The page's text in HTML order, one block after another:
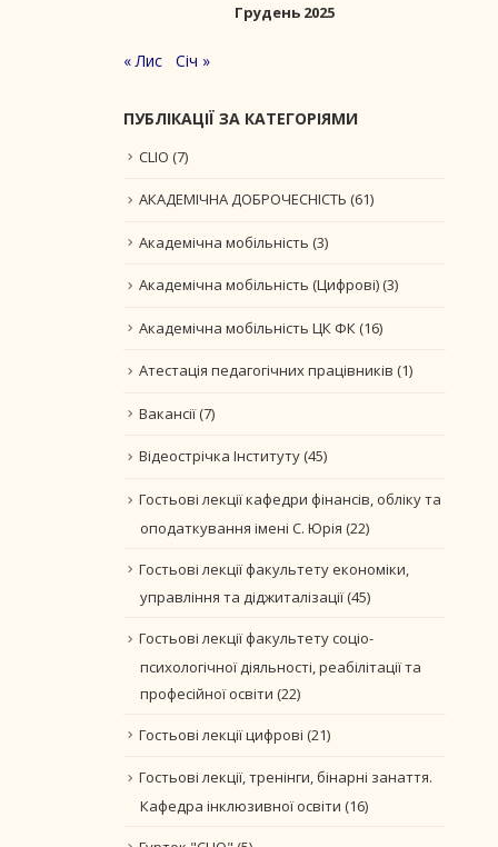
Грудень 2025
« Лис Січ »
ПУБЛІКАЦІЇ ЗА КАТЕГОРІЯМИ
CLIO (7)
АКАДЕМІЧНА ДОБРОЧЕСНІСТЬ (61)
Академічна мобільність (3)
Академічна мобільність (Цифрові)(3)
Академічна мобільність ЦК ФК(16)
Атестація педагогічних працівників (1)
Вакансії(7)
Відеострічка Інституту(45)
Гостьові лекції кафедри фінансів, обліку та
оподаткування імені С. Юрія (22)
Гостьові лекції факультету економіки,
управління та діджиталізації(45)
Гостьові лекції факультету соціо-
психологічної діяльності, реабілітації та
професійної освіти (22)
Гостьові лекції цифрові (21)
Гостьові лекції, тренінги, бінарні занаття.
Кафедра інклюзивної освіти (16)